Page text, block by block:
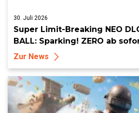
30. Juli 2026
Super Limit-Breaking NEO
BALL: Sparking! ZERO ab
Zur News